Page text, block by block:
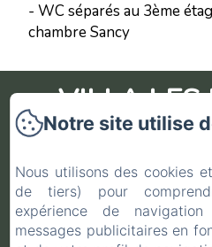
- WC séparés au 3ème
chambre Sancy
VILLA
Notre site utilise
Nous utilisons des cookies
de tiers) pour
expérience de
messages publicitaires en